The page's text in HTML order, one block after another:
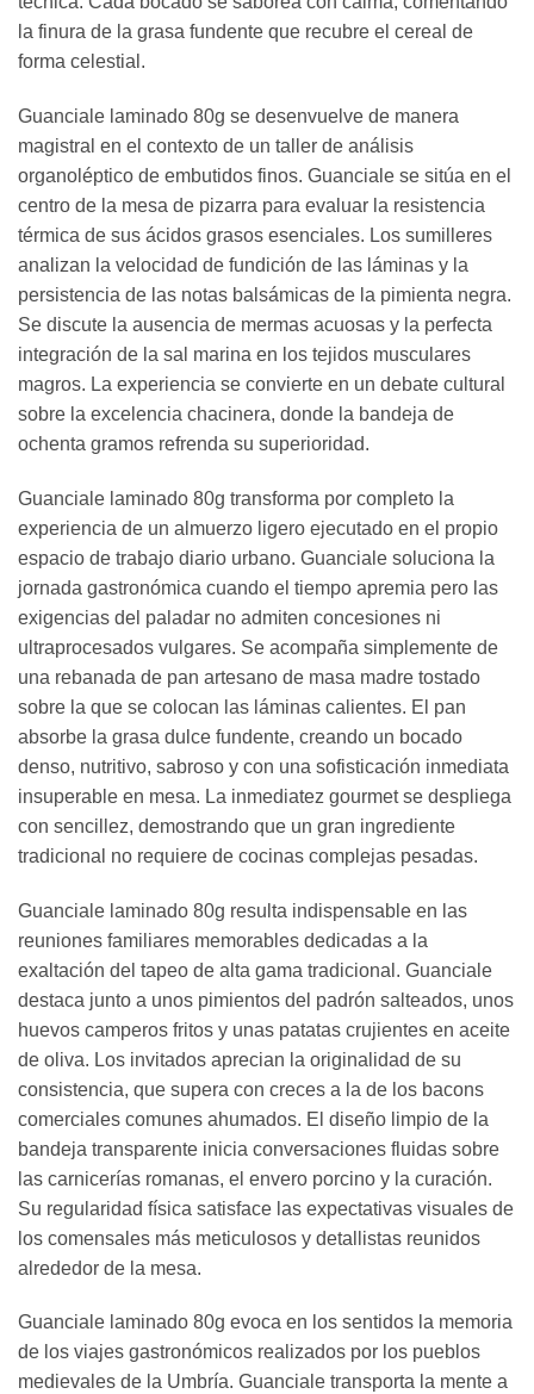
la finura de la grasa fundente que recubre el cereal de
forma celestial.
Guanciale laminado 80g se desenvuelve de manera
magistral en el contexto de un taller de análisis
organoléptico de embutidos finos. Guanciale se sitúa en el
centro de la mesa de pizarra para evaluar la resistencia
térmica de sus ácidos grasos esenciales. Los sumilleres
analizan la velocidad de fundición de las láminas y la
persistencia de las notas balsámicas de la pimienta negra.
Se discute la ausencia de mermas acuosas y la perfecta
integración de la sal marina en los tejidos musculares
magros. La experiencia se convierte en un debate cultural
sobre la excelencia chacinera, donde la bandeja de
ochenta gramos refrenda su superioridad.
Guanciale laminado 80g transforma por completo la
experiencia de un almuerzo ligero ejecutado en el propio
espacio de trabajo diario urbano. Guanciale soluciona la
jornada gastronómica cuando el tiempo apremia pero las
exigencias del paladar no admiten concesiones ni
ultraprocesados vulgares. Se acompaña simplemente de
una rebanada de pan artesano de masa madre tostado
sobre la que se colocan las láminas calientes. El pan
absorbe la grasa dulce fundente, creando un bocado
denso, nutritivo, sabroso y con una sofisticación inmediata
insuperable en mesa. La inmediatez gourmet se despliega
con sencillez, demostrando que un gran ingrediente
tradicional no requiere de cocinas complejas pesadas.
Guanciale laminado 80g resulta indispensable en las
reuniones familiares memorables dedicadas a la
exaltación del tapeo de alta gama tradicional. Guanciale
destaca junto a unos pimientos del padrón salteados, unos
huevos camperos fritos y unas patatas crujientes en aceite
de oliva. Los invitados aprecian la originalidad de su
consistencia, que supera con creces a la de los bacons
comerciales comunes ahumados. El diseño limpio de la
bandeja transparente inicia conversaciones fluidas sobre
las carnicerías romanas, el envero porcino y la curación.
Su regularidad física satisface las expectativas visuales de
los comensales más meticulosos y detallistas reunidos
alrededor de la mesa.
Guanciale laminado 80g evoca en los sentidos la memoria
de los viajes gastronómicos realizados por los pueblos
medievales de la Umbría. Guanciale transporta la mente a